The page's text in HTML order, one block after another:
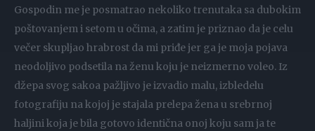
Gospodin me je posmatrao nekoliko trenutaka sa dubokim
poštovanjem i setom u očima, a zatim je priznao da je celu
večer skupljao hrabrost da mi priđe jer ga je moja pojava
neodoljivo podsetila na ženu koju je neizmerno voleo. Iz
džepa svog sakoa pažljivo je izvadio malu, izbledelu
fotografiju na kojoj je stajala prelepa žena u srebrnoj
haljini koja je bila gotovo identična onoj koju sam ja te